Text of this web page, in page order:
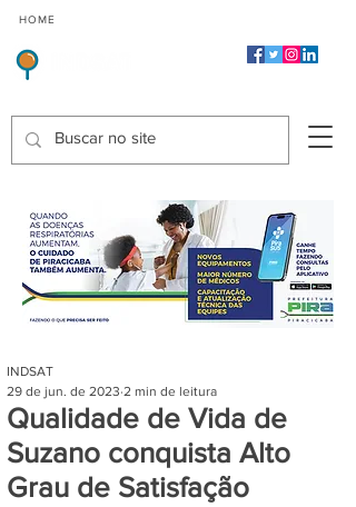
HOME
Qualidade de Vida de
Suzano conquista Alto
Grau de Satisfação
INDSAT
29 de jun. de 2023 2 min de leitura